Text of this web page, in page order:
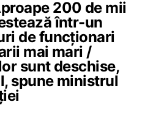
200 de mii
într-un
de funcționari
mai mari /
sunt deschise,
spune ministrul